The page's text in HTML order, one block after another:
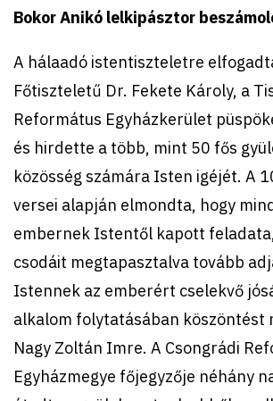
Bokor Anikó lelkipásztor
A hálaadó istentiszteletre
Főtiszteletű Dr. Fekete Károly, a
Református Egyházkerület
és hirdette a több, mint 50 fős
közösség számára Isten igéjét. A
versei alapján elmondta, hogy
embernek Istentől kapott
csodáit megtapasztalva tovább
Istennek az emberért cselekvő
alkalom folytatásában köszöntést
Nagy Zoltán Imre. A Csongrádi
Egyházmegye főjegyzője néhány